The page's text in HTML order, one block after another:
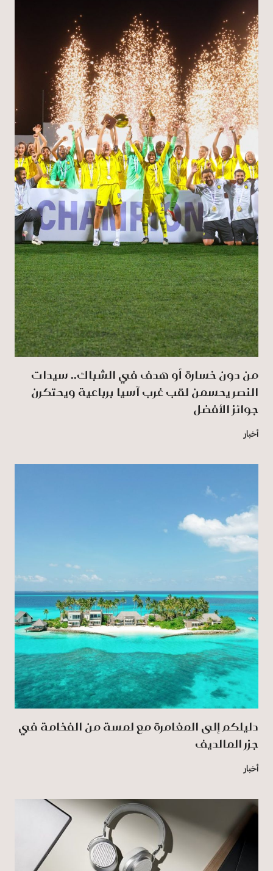
من دون خسارة أو هدف في الشباك.. سيدات
النصر يحسمن لقب غرب آسيا برباعية ويحتكرن
جوائز الأفضل
أخبار
دليلكم إلى المغامرة مع لمسة من الفخامة في
جزر المالديف
أخبار